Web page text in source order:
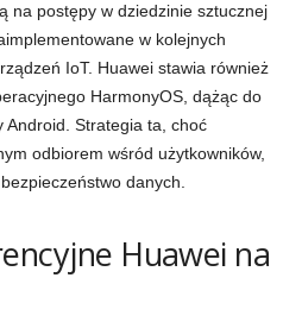
na postępy w dziedzinie sztucznej
w kolejnych
IoT. Huawei stawia również
HarmonyOS, dążąc do
Android. Strategia ta, choć
odbiorem wśród użytkowników,
danych.
Huawei na